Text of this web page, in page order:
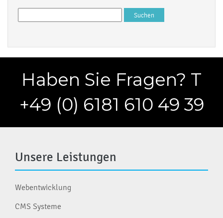
nach:
Haben Sie Fragen? T
+49 (0) 6181 610 49 39
Unsere Leistungen
Webentwicklung
CMS Systeme